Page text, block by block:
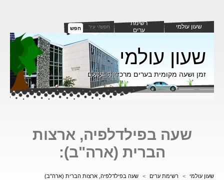
שעון עולמי
רשימת
ערים
חפש
שעון עולמי
זמן ושעה מקומית בערים מרכזיות בעולם
שעה בפילדלפיה, ארצות
הברית (ארה"ב):
שעון עולמי > רשימת ערים > שעה בפילדלפיה, ארצות הברית (ארה"ב)